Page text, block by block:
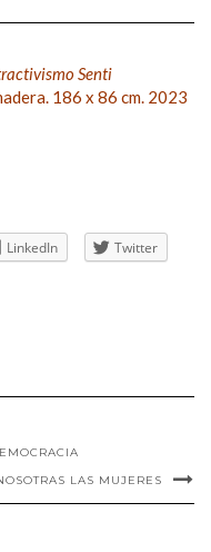
Senti
186 x 86 cm. 2023
LinkedIn Twitter
LAS MUJERES